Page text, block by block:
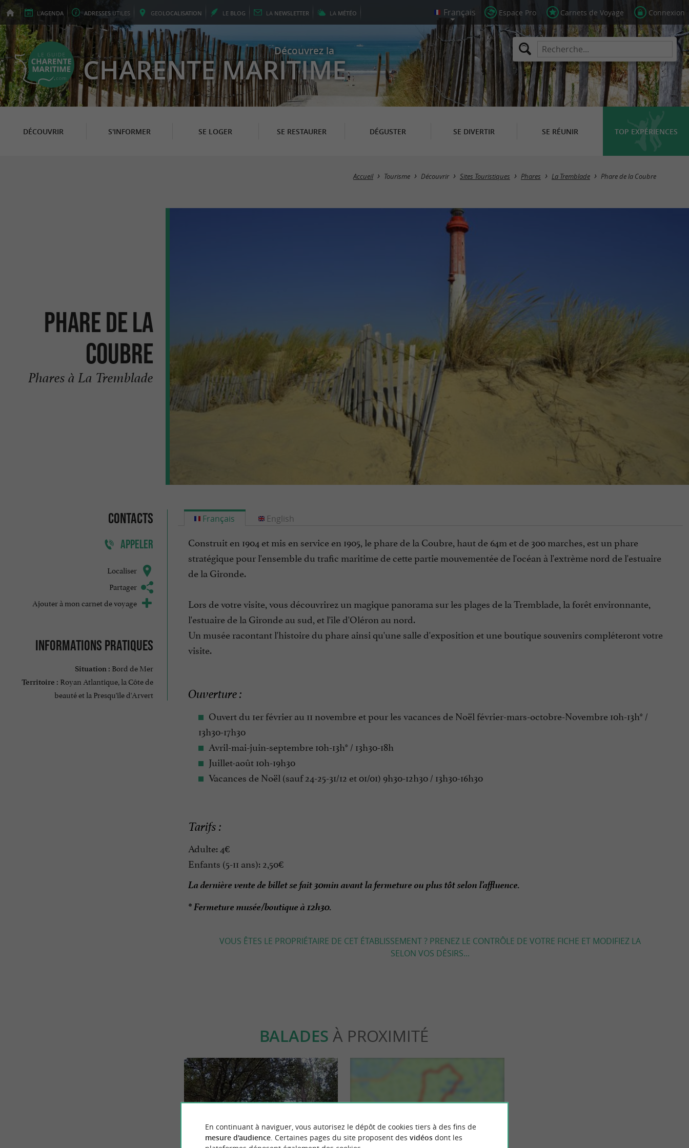
L'AGENDA ADRESSES UTILES GEOLOCALISATION LE BLOG LA NEWSLETTER LA MÉTÉO Espace Pro Carnets de Voyage Connexion
Découvrez la
CHARENTE MARITIME
DÉCOUVRIR S'INFORMER SE LOGER SE RESTAURER DÉGUSTER SE DIVERTIR SE RÉUNIR TOP EXPÉRIENCES
Accueil Tourisme Découvrir Sites Touristiques Phares La Tremblade Phare de la Coubre
Phare de la
Coubre
Phares à La Tremblade
Contacts
APPELER
Localiser
Partager
Ajouter à mon carnet de voyage
Informations pratiques
Situation : Bord de Mer
Territoire : Royan Atlantique, la Côte de
beauté et la Presqu'île d'Arvert
Français
Construit en 1904 et mis en service en 1905, le phare de la Coubre, haut de 64m et de 300 marches, est un phare
stratégique pour l'ensemble du trafic maritime de cette partie mouvementée de l'océan à l'extrème nord de l'estuaire
de la Gironde.
Lors de votre visite, vous découvrirez un magique panorama sur les plages de la Tremblade, la forêt environnante,
l'estuaire de la Gironde au sud, et l'île d'Oléron au nord.
Un musée racontant l'histoire du phare ainsi qu'une salle d'exposition et une boutique souvenirs compléteront votre
visite.
Ouverture :
Ouvert du 1er février au 11 novembre et pour les vacances de Noël février-mars-octobre-Novembre 10h-13h* /
13h30-17h30
Avril-mai-juin-septembre 10h-13h* / 13h30-18h
Juillet-août 10h-19h30
Vacances de Noël (sauf 24-25-31/12 et 01/01) 9h30-12h30 / 13h30-16h30
Tarifs :
Adulte: 4€
Enfants (5-11 ans): 2,50€
La dernière vente de billet se fait 30min avant la fermeture ou plus tôt selon l’affluence.
* Fermeture musée/boutique à 12h30.
VOUS ÊTES LE PROPRIÉTAIRE DE CET ÉTABLISSEMENT ? PRENEZ LE CONTRÔLE DE VOTRE FICHE ET MODIFIEZ LA
SELON VOS DÉSIRS...
English
BALADES À PROXIMITÉ
En continuant à naviguer, vous autorisez le dépôt de cookies tiers à des fins de
mesure d'audience. Certaines pages du site proposent des vidéosdont les